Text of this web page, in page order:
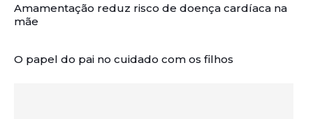
Amamentação reduz risco de doença cardíaca na
mãe
O papel do pai no cuidado com os filhos